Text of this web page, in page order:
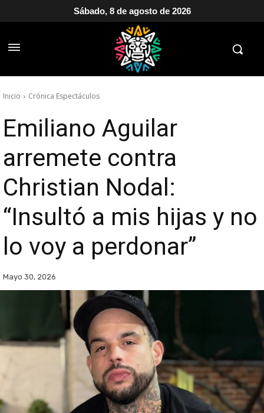
Sábado, 8 de agosto de 2026
Inicio Crónica Espectáculos
Emiliano Aguilar
arremete contra
Christian Nodal:
“Insultó a mis hijas y no
lo voy a perdonar”
Mayo 30, 2026